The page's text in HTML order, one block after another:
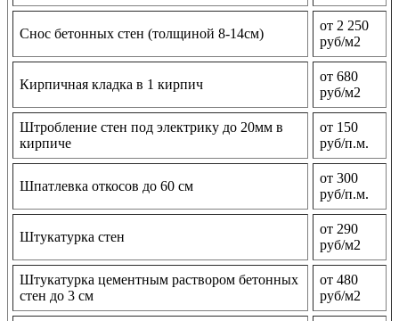
Снос бетонных стен (толщиной 8-14см)
от 2 250
руб/м2
Кирпичная кладка в 1 кирпич
от 680
руб/м2
Штробление стен под электрику до 20мм в
кирпиче
от 150
руб/п.м.
Шпатлевка откосов до 60 см
от 300
руб/п.м.
Штукатурка стен
от 290
руб/м2
Штукатурка цементным раствором бетонных
стен до 3 см
от 480
руб/м2